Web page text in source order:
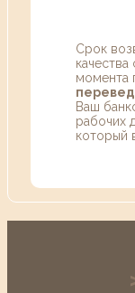
Срок
качества
момента
Ваш
рабочих
который